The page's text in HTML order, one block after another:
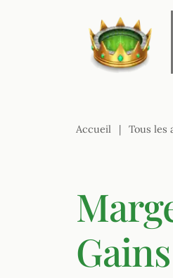
Accueil | Tous les
Gains